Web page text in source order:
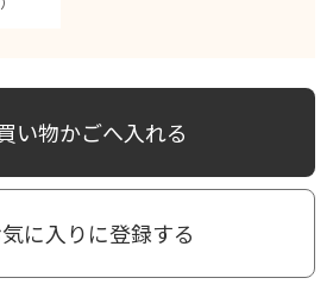
い物かごへ入れる
に入りに登録する